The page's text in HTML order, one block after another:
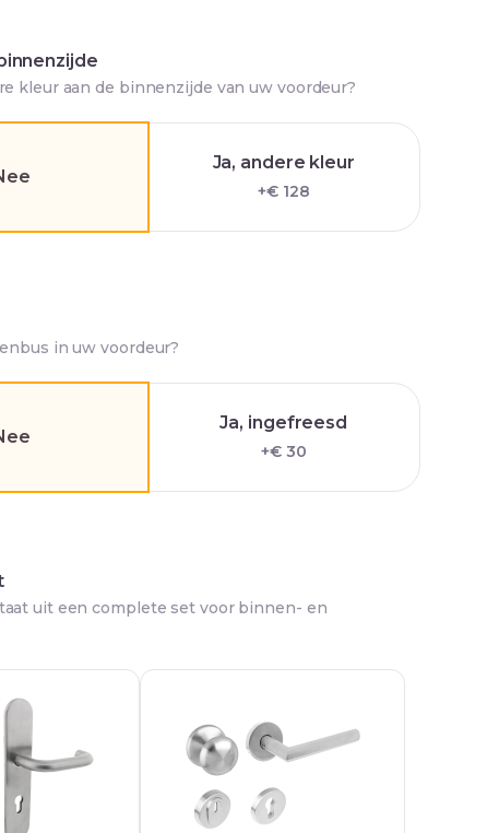
kleur aan de binnenzijde van uw voordeur?
Ja, andere kleur
+€ 128
in uw voordeur?
Ja, ingefreesd
+€ 30
uit een complete set voor binnen- en